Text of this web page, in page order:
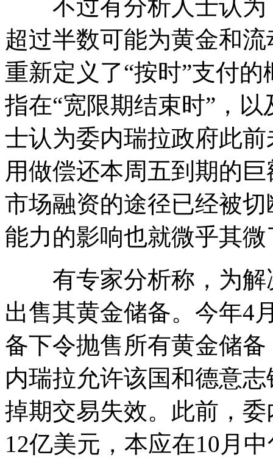
不过有分析人士认为
超过半数可能为黄金和
重新定义了“按时”支付
指在“宽限期结束时”，
士认为委内瑞拉政府此
用做偿还本周五到期的
市场融资的途径已经被
能力的影响也就微乎其微
有专家分析称，为解
出售其黄金储备。今年4
备下令抛售所有黄金储
内瑞拉允许该国和德意
掉期交易失效。此前，
12亿美元，本应在10月